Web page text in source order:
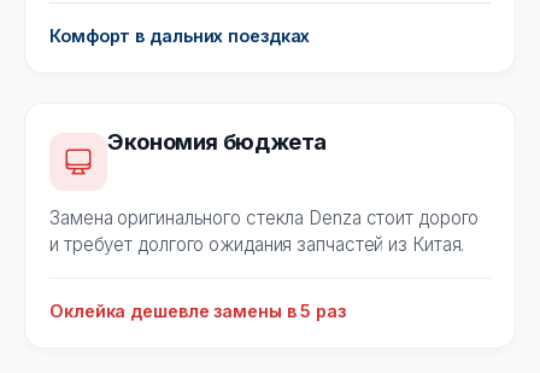
Комфорт в дальних поездках
Экономия бюджета
Замена оригинального стекла Denza стоит дорого
и требует долгого ожидания запчастей из Китая.
Оклейка дешевле замены в 5 раз